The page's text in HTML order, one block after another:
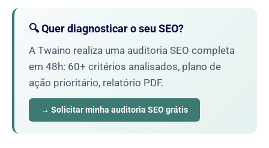
🔍 Quer diagnosticar o seu SEO?
A Twaino realiza uma auditoria SEO completa
em 48h: 60+ critérios analisados, plano de
ação prioritário, relatório PDF.
→ Solicitar minha auditoria SEO grátis